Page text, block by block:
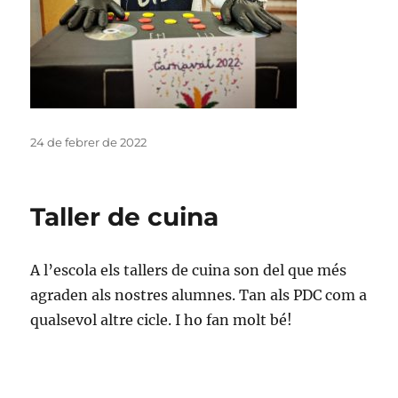
Publicat
24 de febrer de 2022
Taller de cuina
A l’escola els tallers de cuina son del que més
agraden als nostres alumnes. Tan als PDC com a
qualsevol altre cicle. I ho fan molt bé!